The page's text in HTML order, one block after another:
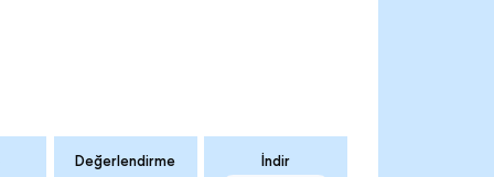
Değerlendirme İndir